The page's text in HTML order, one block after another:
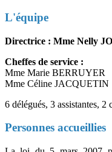
L'équipe
Directrice : Mme Nelly
Cheffes de service :
Mme Marie BERRUYER
Mme Céline JACQUETIN
6 délégués, 3 assistantes, 2
Personnes accueillies